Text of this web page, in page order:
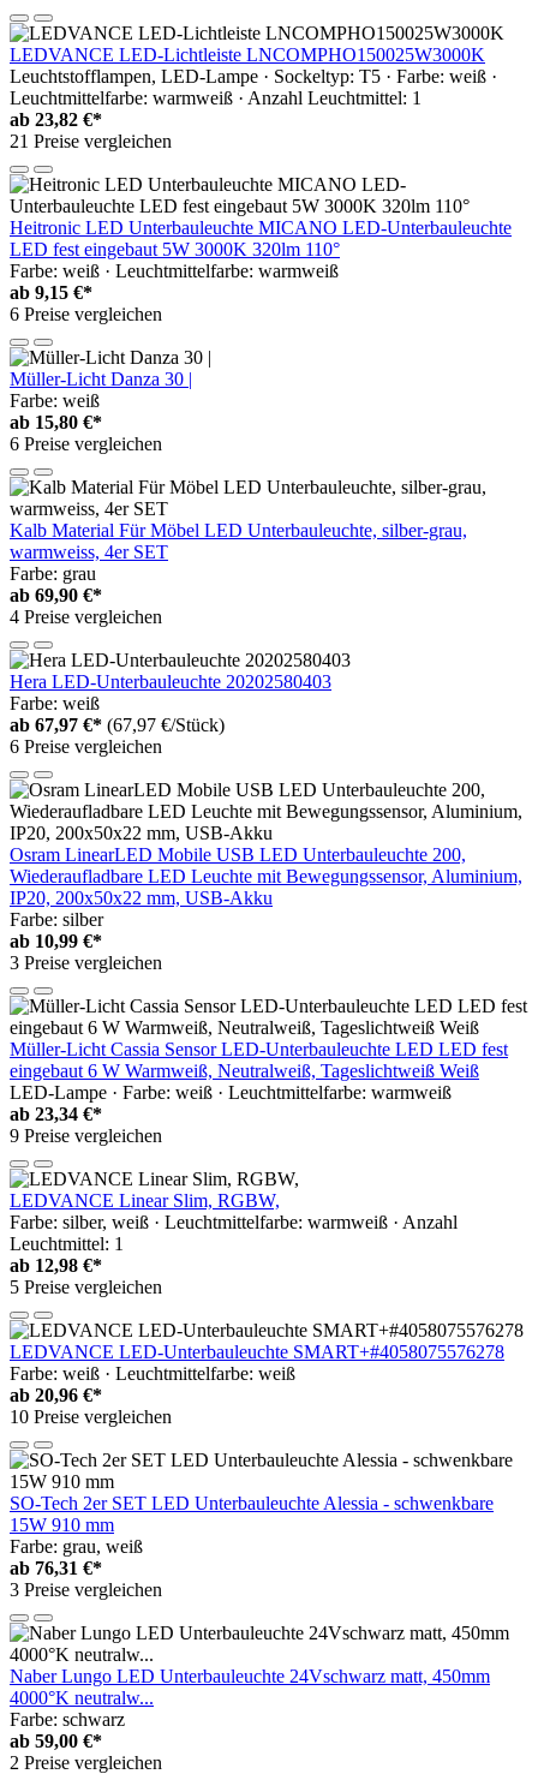
LEDVANCE LED-Lichtleiste LNCOMPHO150025W3000K
Leuchtstofflampen, LED-Lampe · Sockeltyp: T5 · Farbe: weiß ·
Leuchtmittelfarbe: warmweiß · Anzahl Leuchtmittel: 1
ab 23,82 €*
21 Preise vergleichen
Heitronic LED Unterbauleuchte MICANO LED-Unterbauleuchte
LED fest eingebaut 5W 3000K 320lm 110°
Farbe: weiß · Leuchtmittelfarbe: warmweiß
ab 9,15 €*
6 Preise vergleichen
Müller-Licht Danza 30 |
Farbe: weiß
ab 15,80 €*
6 Preise vergleichen
Kalb Material Für Möbel LED Unterbauleuchte, silber-grau,
warmweiss, 4er SET
Farbe: grau
ab 69,90 €*
4 Preise vergleichen
Hera LED-Unterbauleuchte 20202580403
Farbe: weiß
ab 67,97 €* (67,97 €/Stück)
6 Preise vergleichen
Osram LinearLED Mobile USB LED Unterbauleuchte 200,
Wiederaufladbare LED Leuchte mit Bewegungssensor, Aluminium,
IP20, 200x50x22 mm, USB-Akku
Farbe: silber
ab 10,99 €*
3 Preise vergleichen
Müller-Licht Cassia Sensor LED-Unterbauleuchte LED LED fest
eingebaut 6 W Warmweiß, Neutralweiß, Tageslichtweiß Weiß
LED-Lampe · Farbe: weiß · Leuchtmittelfarbe: warmweiß
ab 23,34 €*
9 Preise vergleichen
LEDVANCE Linear Slim, RGBW,
Farbe: silber, weiß · Leuchtmittelfarbe: warmweiß · Anzahl
Leuchtmittel: 1
ab 12,98 €*
5 Preise vergleichen
LEDVANCE LED-Unterbauleuchte SMART+#4058075576278
Farbe: weiß · Leuchtmittelfarbe: weiß
ab 20,96 €*
10 Preise vergleichen
SO-Tech 2er SET LED Unterbauleuchte Alessia - schwenkbare
15W 910 mm
Farbe: grau, weiß
ab 76,31 €*
3 Preise vergleichen
Naber Lungo LED Unterbauleuchte 24Vschwarz matt, 450mm
4000°K neutralw...
Farbe: schwarz
ab 59,00 €*
2 Preise vergleichen